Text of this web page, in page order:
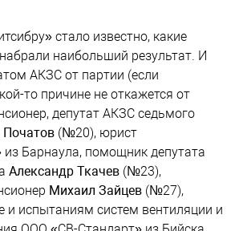
стало известно, какие
наибольший результат. И
АКЗС от партии (если
то причине не откажется от
депутат АКЗС седьмого
Початов (№20), юрист
Барнаула, помощник депутата
Александр Ткачев (№23),
Михаил Зайцев (№27),
и испытаниям систем вентиляции и